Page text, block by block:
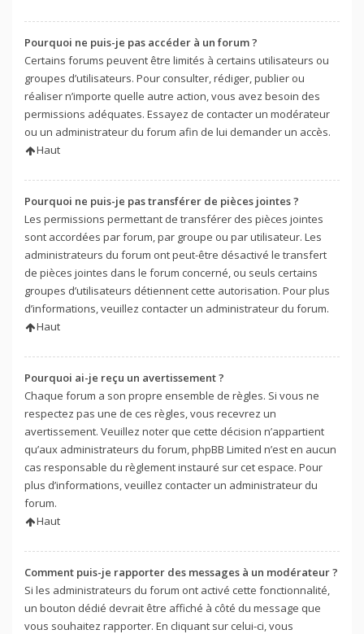
Pourquoi ne puis-je pas accéder à un forum ?
Certains forums peuvent être limités à certains utilisateurs ou
groupes d’utilisateurs. Pour consulter, rédiger, publier ou
réaliser n’importe quelle autre action, vous avez besoin des
permissions adéquates. Essayez de contacter un modérateur
ou un administrateur du forum afin de lui demander un accès.
Haut
Pourquoi ne puis-je pas transférer de pièces jointes ?
Les permissions permettant de transférer des pièces jointes
sont accordées par forum, par groupe ou par utilisateur. Les
administrateurs du forum ont peut-être désactivé le transfert
de pièces jointes dans le forum concerné, ou seuls certains
groupes d’utilisateurs détiennent cette autorisation. Pour plus
d’informations, veuillez contacter un administrateur du forum.
Haut
Pourquoi ai-je reçu un avertissement ?
Chaque forum a son propre ensemble de règles. Si vous ne
respectez pas une de ces règles, vous recevrez un
avertissement. Veuillez noter que cette décision n’appartient
qu’aux administrateurs du forum, phpBB Limited n’est en aucun
cas responsable du règlement instauré sur cet espace. Pour
plus d’informations, veuillez contacter un administrateur du
forum.
Haut
Comment puis-je rapporter des messages à un modérateur ?
Si les administrateurs du forum ont activé cette fonctionnalité,
un bouton dédié devrait être affiché à côté du message que
vous souhaitez rapporter. En cliquant sur celui-ci, vous